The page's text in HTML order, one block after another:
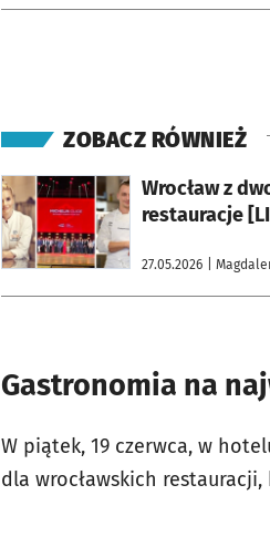
ZOBACZ RÓWNIEŻ
Wrocław z
restauracje
27.05.2026 |
otworzy się w nowej karcie
Gastronomia na
W piątek, 19 czerwca, w
dla wrocławskich